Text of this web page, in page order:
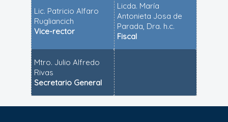
Lic. Patricio Alfaro
Rugliancich
Vice-rector
Licda. María
Antonieta Josa de
Parada, Dra. h.c.
Fiscal
Mtro. Julio Alfredo
Rivas
Secretario General